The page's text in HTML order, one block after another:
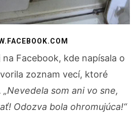
Facebook, kde napísala o
zoznam vecí, ktoré
„Nevedela som ani vo sne,
Odozva bola ohromujúca!“